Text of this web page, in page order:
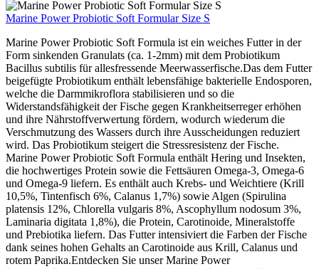
Marine Power Probiotic Soft Formular Size S
Marine Power Probiotic Soft Formula ist ein weiches Futter in der
Form sinkenden Granulats (ca. 1-2mm) mit dem Probiotikum
Bacillus subtilis für allesfressende Meerwasserfische.Das dem Futter
beigefügte Probiotikum enthält lebensfähige bakterielle Endosporen,
welche die Darmmikroflora stabilisieren und so die
Widerstandsfähigkeit der Fische gegen Krankheitserreger erhöhen
und ihre Nährstoffverwertung fördern, wodurch wiederum die
Verschmutzung des Wassers durch ihre Ausscheidungen reduziert
wird. Das Probiotikum steigert die Stressresistenz der Fische.
Marine Power Probiotic Soft Formula enthält Hering und Insekten,
die hochwertiges Protein sowie die Fettsäuren Omega-3, Omega-6
und Omega-9 liefern. Es enthält auch Krebs- und Weichtiere (Krill
10,5%, Tintenfisch 6%, Calanus 1,7%) sowie Algen (Spirulina
platensis 12%, Chlorella vulgaris 8%, Ascophyllum nodosum 3%,
Laminaria digitata 1,8%), die Protein, Carotinoide, Mineralstoffe
und Prebiotika liefern. Das Futter intensiviert die Farben der Fische
dank seines hohen Gehalts an Carotinoide aus Krill, Calanus und
rotem Paprika.Entdecken Sie unser Marine Power